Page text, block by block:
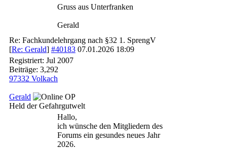
Gruss aus Unterfranken
Gerald
Re: Fachkundelehrgang nach §32 1. SprengV
[Re: Gerald] #40183 07.01.2026 18:09
Registriert: Jul 2007
Beiträge: 3,292
97332 Volkach
Gerald
OP
Held der Gefahrgutwelt
Hallo,
ich wünsche den Mitgliedern des
Forums ein gesundes neues Jahr
2026.